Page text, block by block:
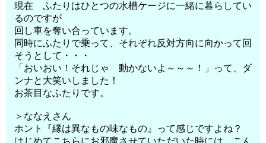
現在 ふたりはひとつの水槽ケージに一緒に暮らしてい
るのですが
回し車を奪い合っています。
同時にふたりで乗って、それぞれ反対方向に向かって回
そうとして・・・
「おいおい！それじゃ 動かないよ～～～！」って、ダ
ンナと大笑いしました！
お茶目なふたりです。
＞ななえさん
ホント『縁は異なもの味なもの』って感じですよね？
はじめてこちらにお邪魔させていただいた時には、こん